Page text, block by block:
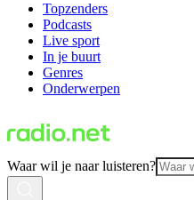
Topzenders
Podcasts
Live sport
In je buurt
Genres
Onderwerpen
Waar wil je naar luisteren?